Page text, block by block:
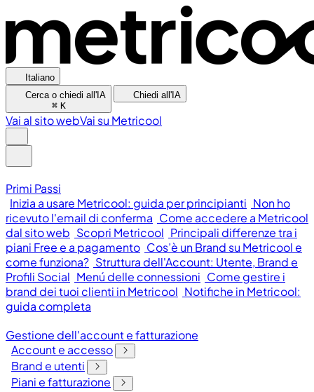
Italiano
Cerca o chiedi all'IA
⌘ K
Chiedi all'IA
Vai al sito webVai su Metricool
Primi Passi
Inizia a usare Metricool: guida per principianti Non ho
ricevuto l'email di conferma Come accedere a Metricool
dal sito web Scopri Metricool Principali differenze tra i
piani Free e a pagamento Cos’è un Brand su Metricool e
come funziona? Struttura dell'Account: Utente, Brand e
Profili Social Menú delle connessioni Come gestire i
brand dei tuoi clienti in Metricool Notifiche in Metricool:
guida completa
Gestione dell'account e fatturazione
Account e accesso
Brand e utenti
Piani e fatturazione